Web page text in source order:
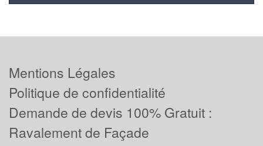
Mentions Légales
Politique de confidentialité
Demande de devis 100% Gratuit :
Ravalement de Façade